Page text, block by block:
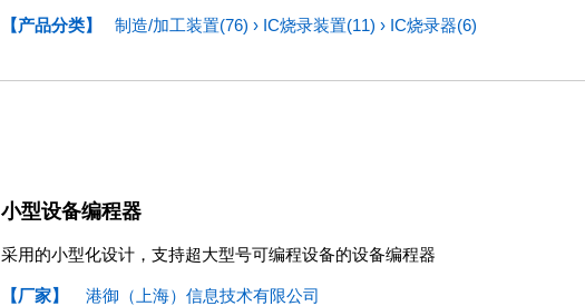
【产品分类】
制造/加工装置(76) › IC烧录装置(11) › IC烧录器(6)
小型设备编程器
采用的小型化设计，支持超大型号可编程设备的设备编程器
【厂家】
港御（上海）信息技术有限公司